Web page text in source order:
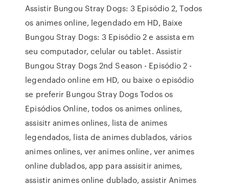
Assistir Bungou Stray Dogs: 3 Episódio 2, Todos
os animes online, legendado em HD, Baixe
Bungou Stray Dogs: 3 Episódio 2 e assista em
seu computador, celular ou tablet. Assistir
Bungou Stray Dogs 2nd Season - Episódio 2 -
legendado online em HD, ou baixe o episódio
se preferir Bungou Stray Dogs Todos os
Episódios Online, todos os animes onlines,
assisitr animes onlines, lista de animes
legendados, lista de animes dublados, vários
animes onlines, ver animes online, ver animes
online dublados, app para assisitir animes,
assistir animes online dublado, assistir Animes